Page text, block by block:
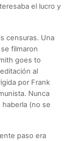
el lucro y
censuras. Una
filmaron
goes to
al
por Frank
Nunca
haberla (no se
paso era